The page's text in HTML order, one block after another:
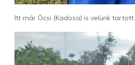
Itt már Öcsi (Kadosa) is velünk tartott.